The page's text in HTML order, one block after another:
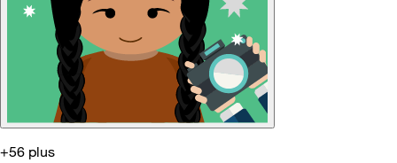
+56 plus